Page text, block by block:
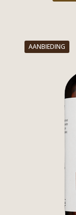
AANBIEDING